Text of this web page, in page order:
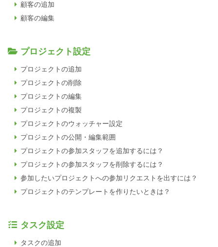
顧客の追加
顧客の編集
プロジェクト設定
プロジェクトの追加
プロジェクトの削除
プロジェクトの編集
プロジェクトの複製
プロジェクトのウォッチャー設定
プロジェクトの公開・編集範囲
プロジェクトの参加スタッフを追加するには？
プロジェクトの参加スタッフを削除するには？
参加したいプロジェクトへの参加リクエストを出すには？
プロジェクトのテンプレートを作りたいときは？
タスク設定
タスクの追加